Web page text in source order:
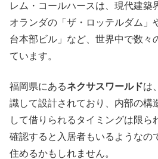
レム・コールハースは、現代建築
オランダの「ザ・ロッテルダム」
台本部ビル」など、世界中で数々
ています。
福岡県にあるネクサスワールドは
識して設計されており、内部の構
して借りられるタイミングは限ら
確認すると入居者もいるようなの
住めるかもしれません。